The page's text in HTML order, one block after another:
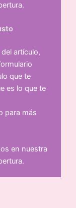
artículo,
que te
es lo que te
para más
en nuestra